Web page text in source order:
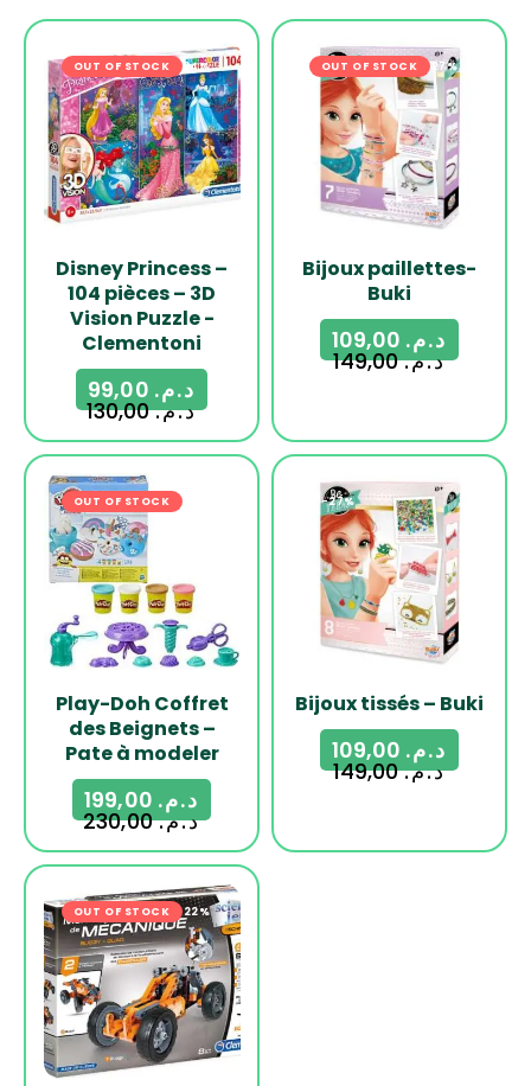
OUT OF STOCK -24%
Disney Princess –
104 pièces – 3D
Vision Puzzle -
Clementoni
د.م.130,00
د.م.
OUT OF STOCK -27%
Bijoux paillettes-
Buki
د.م.149,00
د.م.
OUT OF STOCK -13%
Play-Doh Coffret
des Beignets –
Pate à modeler
د.م.230,00
د.م.
-27%
Bijoux tissés – Buki
د.م.149,00
د.م.
OUT OF STOCK -22%